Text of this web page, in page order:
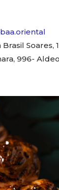
Soares,
996-